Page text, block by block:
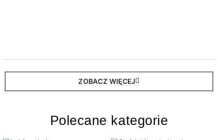
ZOBACZ WIĘCEJ
Polecane kategorie